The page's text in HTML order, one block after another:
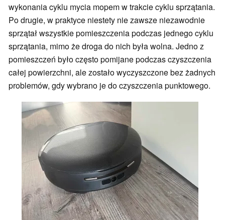
wykonania cyklu mycia mopem w trakcie cyklu sprzątania.
Po drugie, w praktyce niestety nie zawsze niezawodnie
sprzątał wszystkie pomieszczenia podczas jednego cyklu
sprzątania, mimo że droga do nich była wolna. Jedno z
pomieszczeń było często pomijane podczas czyszczenia
całej powierzchni, ale zostało wyczyszczone bez żadnych
problemów, gdy wybrano je do czyszczenia punktowego.